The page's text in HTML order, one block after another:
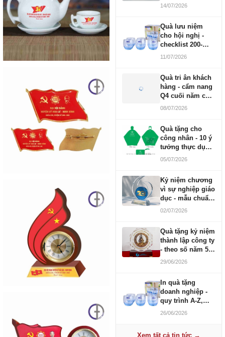
doanh nghiệp
14/07/2026
Quà lưu niệm
cho hội nghị -
checklist 200-
1000 người
11/07/2026
Quà tri ân khách
hàng - cẩm nang
Q4 cuối năm cho
doanh nghiệp
08/07/2026
Quà tặng cho
công nhân - 10 ý
tưởng thực dụng
ngân sách 100-
05/07/2026
Kỷ niệm chương
vì sự nghiệp giáo
dục - mẫu chuẩn
2026
02/07/2026
Quà tặng kỷ niệm
thành lập công ty
- theo số năm 5,
10, 20, 30, 50
29/06/2026
In quà tặng
doanh nghiệp -
quy trình A-Z,
báo giá và thời
26/06/2026
Xem tất cả tin tức →